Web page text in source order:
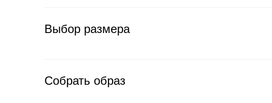
Выбор размера
Собрать образ